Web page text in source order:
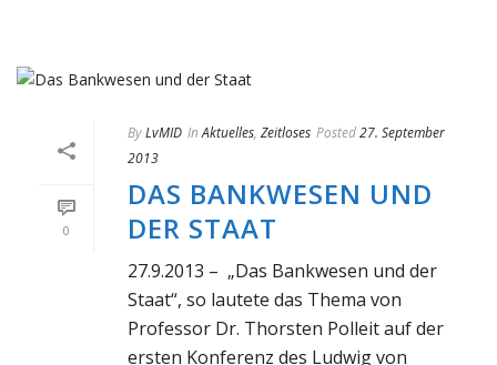
0
ByLvMID In Aktuelles, Zeitloses Posted27. September
2013
DAS BANKWESEN UND
DER STAAT
27.9.2013 – „Das Bankwesen und der
Staat“, so lautete das Thema von
Professor Dr. Thorsten Polleit auf der
ersten Konferenz des Ludwig von